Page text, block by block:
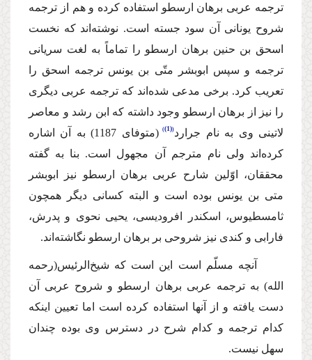
ترجمه عربی برهان ارسطو استفاده كرده و هم از ترجمه
شروح یونانی آن سود جسته است. نوشته‌اند كه نخست
اسحق بن حنین برهان ارسطو را تماماً به لغت سریانی
ترجمه و سپس ابوبشر متّی بن یونس ترجمه اسحق را
تعریب كرد. برخی مدعی شده‌اند كه ترجمه عربی دیگری
را نیز از برهان ارسطو وجود داشته كه ابن رشد و معاصر
لاتینی وی به نام جرارد (1)
(متوفای 1187) به آن اشاره
كرده‌اند ولی نام مترجم آن مجهول است. بنا به گفته
محققان، اوّلین شارح عربی برهان ارسطو نیز ابوبشر
متی بن یونس بوده است و البته كسانی دیگر همچون
ثامسطیوس، اسكندر افرودیسی، یحیی نحوی و پدرش،
فارابی و كندی نیز شروحی بر برهان ارسطو نگاشته‌اند.
آنچه مسلّم است این است كه شیخ‌الرئیس(رحمه
الله) به ترجمه عربی برهان ارسطو و شروح عربی آن
دست یافته و از آنها استفاده كرده است اما تعیین اینكه
كدام ترجمه و كدام شرح در دسترس وی بوده چندان
سهل نیست.